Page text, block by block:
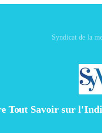
Syndicat de la
Tout Savoir sur